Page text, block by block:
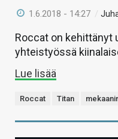
1.6.2018 - 14:27 /
Roccat on kehittänyt
yhteistyössä
Lue lisää
Roccat Titan